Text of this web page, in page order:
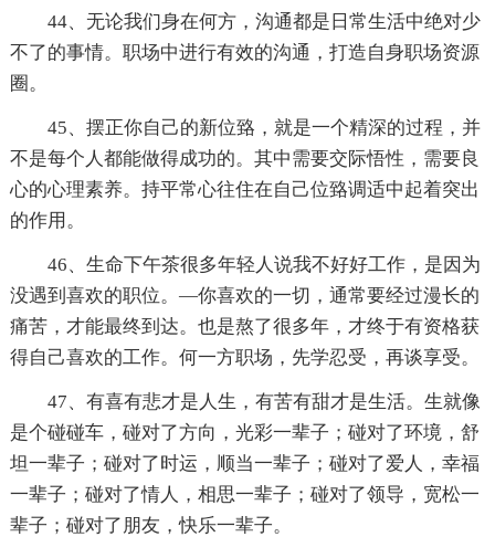
44、无论我们身在何方，沟通都是日常生活中绝对少
不了的事情。职场中进行有效的沟通，打造自身职场资源
圈。
45、摆正你自己的新位臵，就是一个精深的过程，并
不是每个人都能做得成功的。其中需要交际悟性，需要良
心的心理素养。持平常心往住在自己位臵调适中起着突出
的作用。
46、生命下午茶很多年轻人说我不好好工作，是因为
没遇到喜欢的职位。—你喜欢的一切，通常要经过漫长的
痛苦，才能最终到达。也是熬了很多年，才终于有资格获
得自己喜欢的工作。何一方职场，先学忍受，再谈享受。
47、有喜有悲才是人生，有苦有甜才是生活。生就像
是个碰碰车，碰对了方向，光彩一辈子；碰对了环境，舒
坦一辈子；碰对了时运，顺当一辈子；碰对了爱人，幸福
一辈子；碰对了情人，相思一辈子；碰对了领导，宽松一
辈子；碰对了朋友，快乐一辈子。